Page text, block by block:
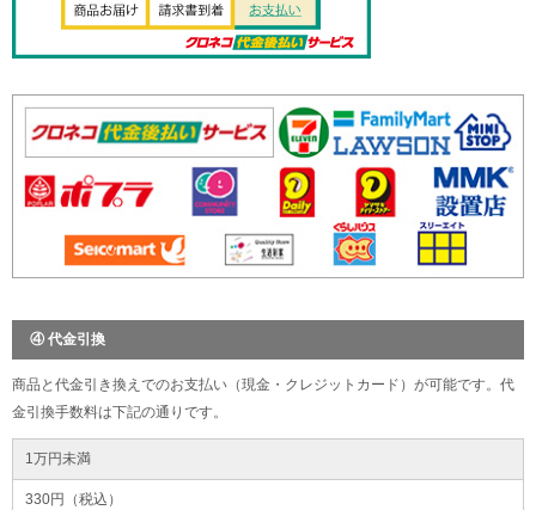
④ 代金引換
商品と代金引き換えでのお支払い（現金・クレジットカード）が可能です。代
金引換手数料は下記の通りです。
1万円未満
330円（税込）